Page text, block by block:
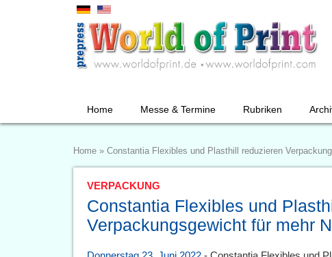
Home Messe & Termine Rubriken
Home » Constantia Flexibles und Plasthill reduzieren
VERPACKUNG
Constantia Flexibles und
Verpackungsgewicht für mehr